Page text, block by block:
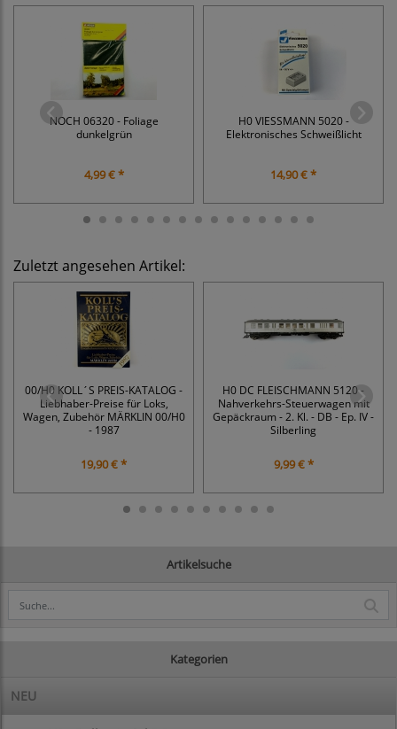
Artikelsuche
Kategorien
NEU
NOCH 06320 - Foliage
dunkelgrün
4,99 € *
H0 VIESSMANN 5020 -
Elektronisches Schweißlicht
14,90 € *
Zuletzt angesehen Artikel:
00/H0 KOLL´S PREIS-KATALOG -
Liebhaber-Preise für Loks,
Wagen, Zubehör MÄRKLIN 00/H0
- 1987
19,90 € *
H0 DC FLEISCHMANN 5120 -
Nahverkehrs-Steuerwagen mit
Gepäckraum - 2. Kl. - DB - Ep. IV -
Silberling
9,99 € *